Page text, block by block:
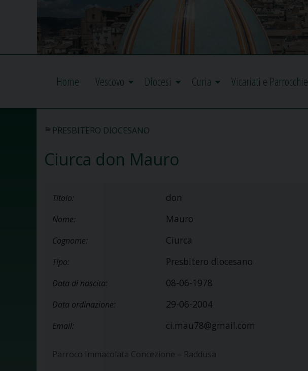
Home Vescovo Diocesi Curia Vicariati e Parrocchie
PRESBITERO DIOCESANO
Ciurca don Mauro
Titolo: don
Nome: Mauro
Cognome: Ciurca
Tipo: Presbitero diocesano
Data di nascita: 08-06-1978
Data ordinazione: 29-06-2004
Email: ci.mau78@gmail.com
Parroco Immacolata Concezione – Raddusa